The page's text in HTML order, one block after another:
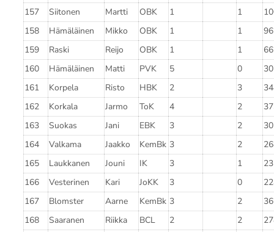
157
Siitonen Martti OBK 1 1
158
Hämäläinen Mikko OBK 1 1
96
159
Raski Reijo OBK 1 1
66
160
Hämäläinen Matti PVK 5 0
161
Korpela Risto HBK 2 3
162
Korkala Jarmo ToK 4 2
163
Suokas Jani EBK 3 2
164
Valkama Jaakko KemBk 3 2
165
Laukkanen Jouni IK 3 1
166
Vesterinen Kari JoKK 3 0
167
Blomster Aarne KemBk 3 2
168
Saaranen Riikka BCL 2 2